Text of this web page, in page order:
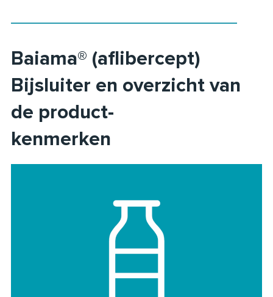
Baiama® (aflibercept)
Bijsluiter en overzicht van
de product-
kenmerken